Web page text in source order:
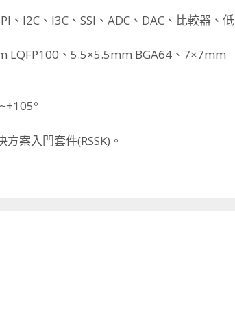
、I2C、 I3C、SSI、ADC、DAC、比較器、低
LQFP100、5.5×5.5mm BGA64、7×7mm
方案入門套件(RSSK)。